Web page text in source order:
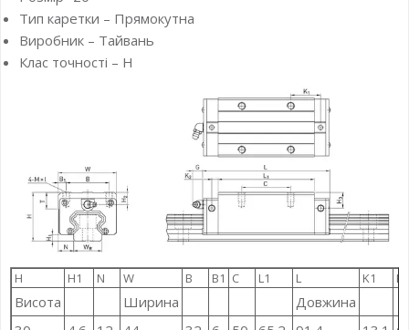
Тип каретки – Прямокутна
Виробник – Тайвань
Клас точності – H
H H1 N W B B1 C L1 L K1 K2
Висота Ширина
Довжина